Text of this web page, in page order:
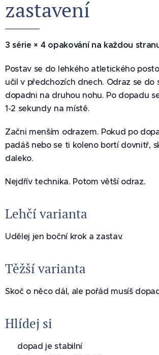
zastavení 🔁
3 série × 4 opakování na každou
Postav se do lehkého atletického
učil v předchozích dnech. Odraz se do
dopadni na druhou nohu. Po dopadu
1-2 sekundy na místě.
Začni menším odrazem. Pokud po
padáš nebo se ti koleno bortí dovnitř,
daleko.
Nejdřív technika. Potom větší odraz.
Lehčí varianta
Udělej jen boční krok a zastav.
Těžší varianta
Skoč o něco dál, ale pořád musíš
Hlídej si
✅ dopad je stabilní